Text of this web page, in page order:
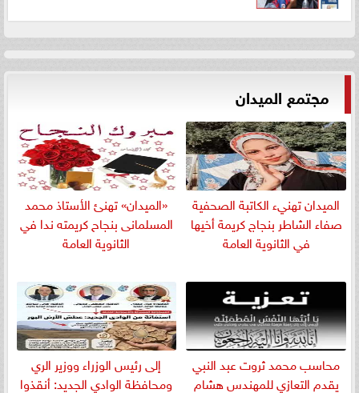
مجتمع الميدان
الميدان تهنيء الكاتبة الصحفية
صفاء الشاطر بنجاج كريمة أخيها
في الثانوية العامة
«الميدان» تهنئ الأستاذ محمد
المسلمانى بنجاح كريمته ندا في
الثانوية العامة
​محاسب محمد ثروت عبد النبي
يقدم التعازي للمهندس هشام
إلى رئيس الوزراء ووزير الري
ومحافظة الوادي الجديد: أنقذوا